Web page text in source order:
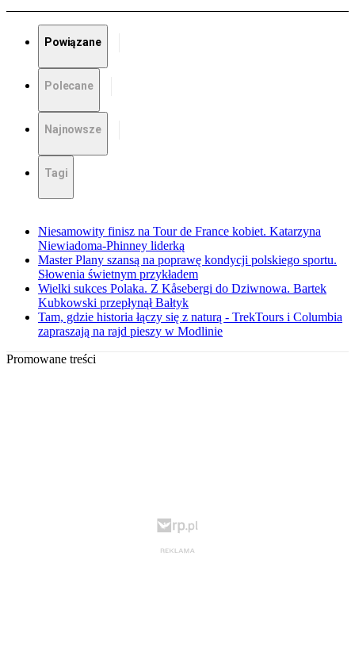
Powiązane
Polecane
Najnowsze
Tagi
Niesamowity finisz na Tour de France kobiet. Katarzyna
Niewiadoma-Phinney liderką
Master Plany szansą na poprawę kondycji polskiego sportu.
Słowenia świetnym przykładem
Wielki sukces Polaka. Z Kåsebergi do Dziwnowa. Bartek
Kubkowski przepłynął Bałtyk
Tam, gdzie historia łączy się z naturą - TrekTours i Columbia
zapraszają na rajd pieszy w Modlinie
Promowane treści